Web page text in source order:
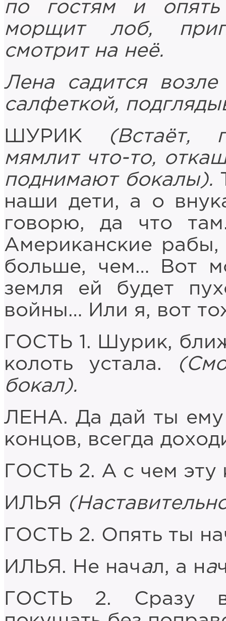
по гостям и
морщит лоб,
смотрит на неё.
Лена садится
салфеткой,
ШУРИК
(Встаёт,
мямлит что-то,
поднимают бокалы).
наши дети, а о
говорю, да что
Американские рабы,
больше, чем… Вот
земля ей будет
войны… Или я, вот
ГОСТЬ 1. Шурик,
колоть устала.
бокал).
ЛЕНА. Да дай ты ему
концов, всегда
ГОСТЬ 2. А с чем
ИЛЬЯ
ГОСТЬ 2. Опять ты
ИЛЬЯ. Не начал, а на
ГОСТЬ 2. Сразу